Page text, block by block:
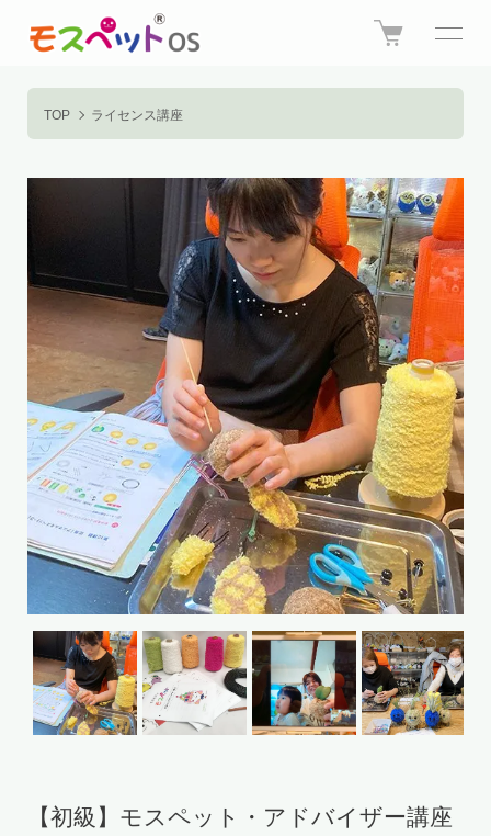
TOP ライセンス講座
【初級】モスペット・アドバイザー講座